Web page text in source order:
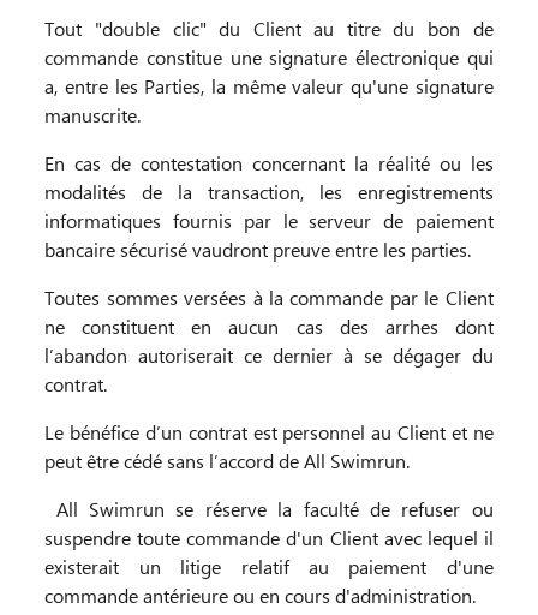
Tout "double clic" du Client au titre du bon de
commande constitue une signature électronique qui
a, entre les Parties, la même valeur qu'une signature
manuscrite.
En cas de contestation concernant la réalité ou les
modalités de la transaction, les enregistrements
informatiques fournis par le serveur de paiement
bancaire sécurisé vaudront preuve entre les parties.
Toutes sommes versées à la commande par le Client
ne constituent en aucun cas des arrhes dont
l’abandon autoriserait ce dernier à se dégager du
contrat.
Le bénéfice d’un contrat est personnel au Client et ne
peut être cédé sans l’accord de All Swimrun.
All Swimrun se réserve la faculté de refuser ou
suspendre toute commande d'un Client avec lequel il
existerait un litige relatif au paiement d'une
commande antérieure ou en cours d'administration.